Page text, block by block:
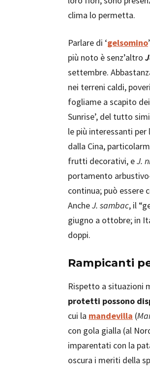
clima lo permetta.
Parlare di ‘gelsomino
più noto è senz’altro
settembre.
nei terreni caldi,
fogliame a scapito
Sunrise’, del tutto
le più interessanti
dalla Cina,
frutti decorativi, eJ.
portamento
continua; può essere
AncheJ. sambac, il
giugno a ottobre; in
doppi.
Rampicanti
Rispetto a situazioni
protetti possono
cui la mandevilla (
con gola gialla (al
imparentati con la
oscura i meriti della